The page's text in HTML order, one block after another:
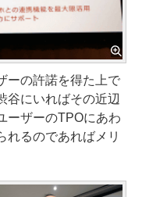
ーの許諾を得た上で
谷にいればその近辺
ーザーのTPOにあわ
れるのであればメリ